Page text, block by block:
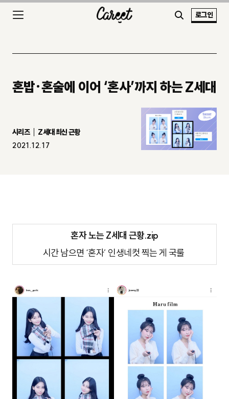
로그인
혼밥·혼술에 이어 ‘혼사’까지 하는 Z세대
시리즈
Z세대 최신 근황
2021.12.17
혼자 노는 Z세대 근황.zip
시간 남으면 ‘혼자’ 인생네컷 찍는 게 국룰